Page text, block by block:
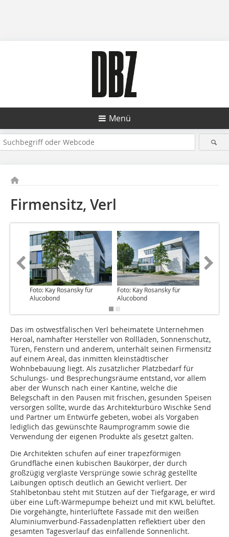
Menü
Firmensitz, Verl
Foto: Kay Rosansky für
Alucobond
Foto: Kay Rosansky für
Alucobond
Das im ostwestfälischen Verl beheimatete Unternehmen
Heroal, namhafter Hersteller von Roll­läden, Sonnenschutz,
Türen, Fenstern und anderem, unterhält seinen Firmensitz
auf einem Areal, das inmitten kleinstädtischer
Wohnbebauung liegt. Als zusätzlicher Platzbedarf für
Schulungs- und Besprechungsräume entstand, vor allem
aber der Wunsch nach einer Kantine, welche die
Belegschaft in den Pausen mit frischen, gesunden Speisen
versorgen sollte, wurde das Architekturbüro Wischke Send
und Partner um Entwürfe gebeten, wobei als Vorgaben
lediglich das gewünschte Raumprogramm sowie die
Verwendung der eigenen Produkte als gesetzt galten.
Die Architekten schufen auf einer trapezförmigen
Grundfläche einen kubischen Baukörper, der durch
großzügig verglaste Versprünge sowie schräg gestellte
Laibungen optisch deutlich an Gewicht verliert. Der
Stahlbetonbau steht mit Stützen auf der Tiefgarage, er wird
über eine Luft-Wärmepumpe beheizt und mit KWL belüftet.
Die vorgehängte, hinterlüftete Fassade mit den weißen
Aluminiumverbund-Fassadenplatten reflektiert über den
gesamten Tagesverlauf das einfallende Sonnenlicht.